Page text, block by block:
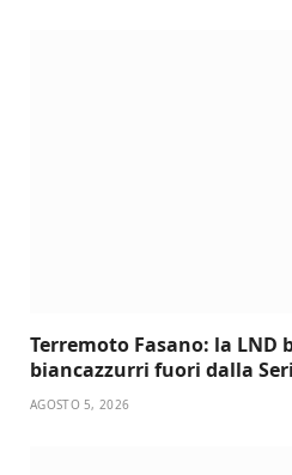
Terremoto Fasano: la LND
biancazzurri fuori dalla
AGOSTO 5, 2026